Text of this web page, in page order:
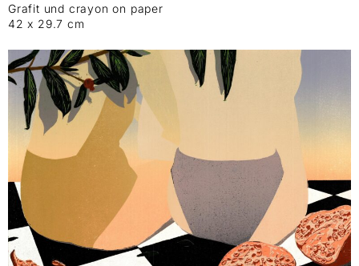
Grafit und crayon on paper
42 x 29.7 cm